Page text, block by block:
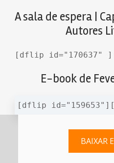
A sala de espera |
Autores
[dflip id="170637"
E-book de
[dflip
BAIXAR